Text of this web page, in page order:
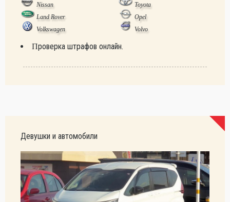
Nissan
Toyota
Land Rover
Opel
Volkswagen
Volvo
Проверка штрафов онлайн.
Девушки и автомобили